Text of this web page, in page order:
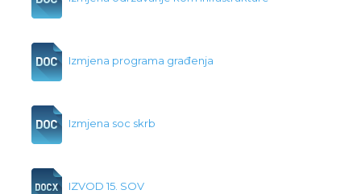
Izmjena programa građenja
Izmjena soc skrb
IZVOD 15. SOV